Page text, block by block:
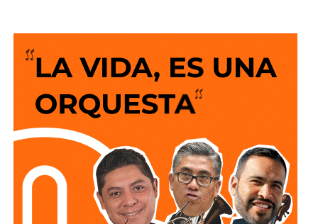
ejecutado por personal operativo de la fiscalía. De acuerdo
con la dependencia, la acción penal en contra del
exfuncionario estatal se sustentó en la implementación de
nuevo modelo de investigación